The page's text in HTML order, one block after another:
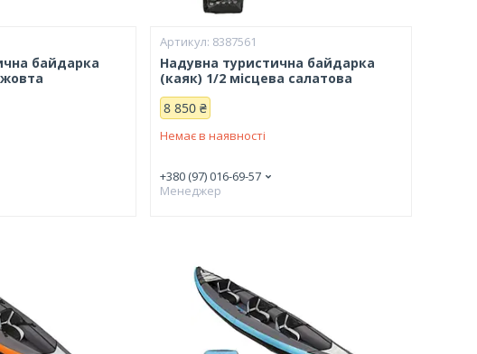
байдарка
8387561
Надувна туристична байдарка
(каяк) 1/2 місцева салатова
8 850 ₴
Немає в наявності
+380 (97) 016-69-57
Менеджер